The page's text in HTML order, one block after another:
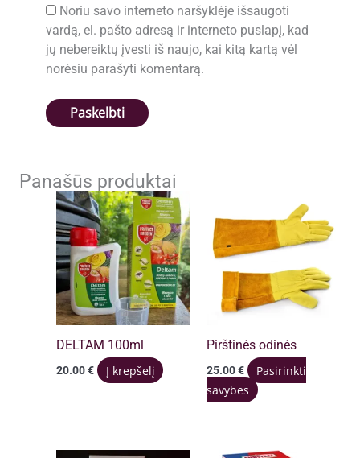
Noriu savo interneto naršyklėje išsaugoti
vardą, el. pašto adresą ir interneto puslapį, kad
jų nebereiktų įvesti iš naujo, kai kitą kartą vėl
norėsiu parašyti komentarą.
Panašūs produktai
DELTAM 100ml
20.00€ Į krepšelį
Pirštinės odinės
25.00€
Pasirinkti
savybes This
multiple